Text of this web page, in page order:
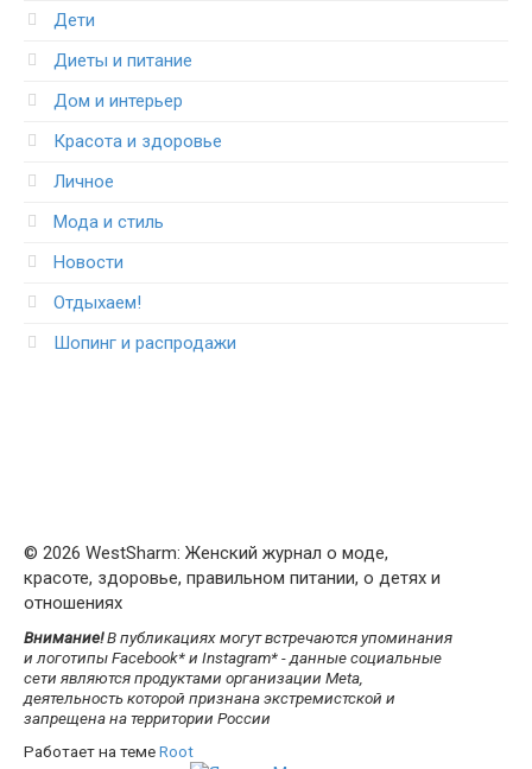
Дети
Диеты и питание
Дом и интерьер
Красота и здоровье
Личное
Мода и стиль
Новости
Отдыхаем!
Шопинг и распродажи
© 2026 WestSharm: Женский журнал о моде,
красоте, здоровье, правильном питании, о детях и
отношениях
Внимание!В публикациях могут встречаются упоминания
и логотипы Facebook* и Instagram* - данные социальные
сети являются продуктами организации Meta,
деятельность которой признана экстремистской и
запрещена на территории России
Работает на темеRoot